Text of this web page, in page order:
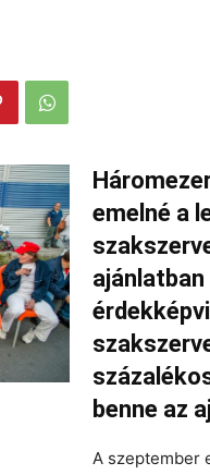
emelné a
benne az
A szeptember